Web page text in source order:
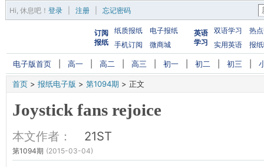
Hi, 休息吧 ！ 登录 注册 忘记密码
订阅
报纸
纸质报纸
电子报纸
手机订阅
微商城
英语
学习
双语学习
热
实用英语
报
电子版首页 高一 高二 高三 初一 初二 初三
首页 > 报纸电子版 > 第1094期 > 正文
Joystick fans rejoice
本文作者： 21ST
第1094期 (2015-03-04)